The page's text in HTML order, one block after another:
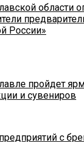
области
России»
пройдет
и сувениров
с